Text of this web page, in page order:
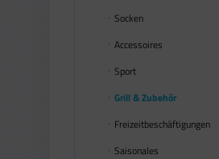
Socken
Accessoires
Sport
Grill & Zubehör
Freizeitbeschäftigungen
Saisonales